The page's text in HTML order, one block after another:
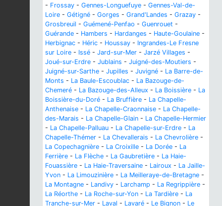
- Frossay - Gennes-Longuefuye - Gennes-Val-de-
Loire - Gétigné - Gorges - Grand'Landes - Grazay -
Grosbreuil - Guémené-Penfao - Guenrouet -
Guérande - Hambers - Hardanges - Haute-Goulaine -
Herbignac - Héric - Houssay - Ingrandes-Le Fresne
sur Loire - Issé - Jard-sur-Mer - Jarzé Villages -
Joué-sur-Erdre - Jublains - Juigné-des-Moutiers -
Juigné-sur-Sarthe - Jupilles - Juvigné - La Barre-de-
Monts - La Baule-Escoublac - La Bazouge-de-
Chemeré - La Bazouge-des-Alleux - La Boissière - La
Boissière-du-Doré - La Bruffière - La Chapelle-
Anthenaise - La Chapelle-Craonnaise - La Chapelle-
des-Marais - La Chapelle-Glain - La Chapelle-Hermier
- La Chapelle-Palluau - La Chapelle-sur-Erdre - La
Chapelle-Thémer - La Chevallerais - La Chevrolière -
La Copechagnière - La Croixille - La Dorée - La
Ferrière - La Flèche - La Gaubretière - La Haie-
Fouassière - La Haie-Traversaine - Lairoux - La Jaille-
Yvon - La Limouzinière - La Meilleraye-de-Bretagne -
La Montagne - Landivy - Larchamp - La Regrippière -
La Réorthe - La Roche-sur-Yon - La Tardière - La
Tranche-sur-Mer - Laval - Lavaré - Le Bignon - Le